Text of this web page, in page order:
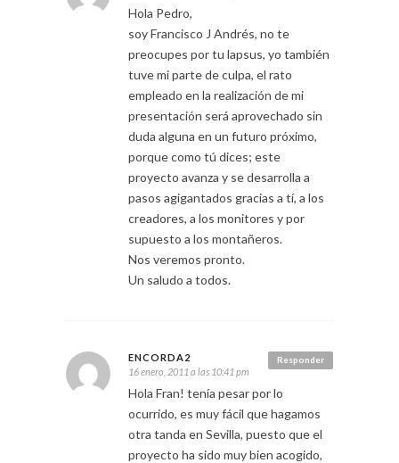
Hola Pedro,
soy Francisco J Andrés, no te
preocupes por tu lapsus, yo también
tuve mi parte de culpa, el rato
empleado en la realización de mi
presentación será aprovechado sin
duda alguna en un futuro próximo,
porque como tú dices; este
proyecto avanza y se desarrolla a
pasos agigantados gracias a tí, a los
creadores, a los monitores y por
supuesto a los montañeros.
Nos veremos pronto.
Un saludo a todos.
Responder
ENCORDA2
16 enero, 2011 a las 10:41 pm
Hola Fran! tenía pesar por lo
ocurrido, es muy fácil que hagamos
otra tanda en Sevilla, puesto que el
proyecto ha sido muy bien acogido,